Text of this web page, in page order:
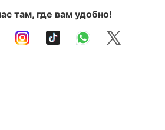
там, где вам удобно!